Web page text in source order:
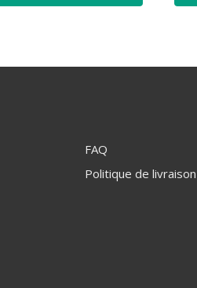
FAQ
Politique de livraison